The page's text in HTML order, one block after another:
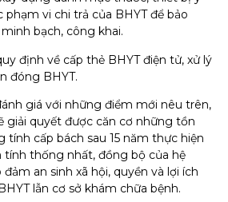
vi chi trả của BHYT để bảo
bạch, công khai.
định về cấp thẻ BHYT điện tử, xử lý
đóng BHYT.
giá với những điểm mới nêu trên,
giải quyết được căn cơ những tồn
tính cấp bách sau 15 năm thực hiện
tính thống nhất, đồng bộ của hệ
an sinh xã hội, quyền và lợi ích
lẫn cơ sở khám chữa bệnh.